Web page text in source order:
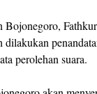
dilakukan
perolehan suara.